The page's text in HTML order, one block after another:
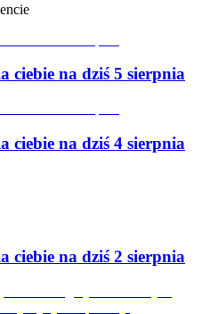
ciebie na dziś 5 sierpnia
ciebie na dziś 4 sierpnia
ciebie na dziś 2 sierpnia